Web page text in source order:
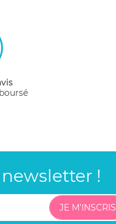
!
JE M'INSCRIS